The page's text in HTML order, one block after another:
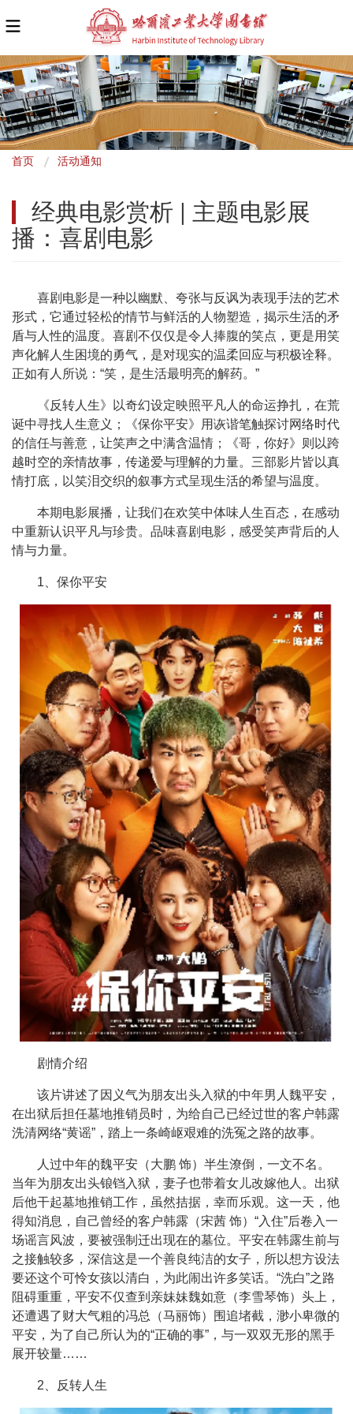
面
首页 活动通知
经典电影赏析 | 主题电影展
播：喜剧电影
喜剧电影是一种以幽默、夸张与反讽为表现手法的艺术
形式，它通过轻松的情节与鲜活的人物塑造，揭示生活的矛
盾与人性的温度。喜剧不仅仅是令人捧腹的笑点，更是用笑
声化解人生困境的勇气，是对现实的温柔回应与积极诠释。
正如有人所说：“笑，是生活最明亮的解药。”
《反转人生》以奇幻设定映照平凡人的命运挣扎，在荒
诞中寻找人生意义；《保你平安》用诙谐笔触探讨网络时代
的信任与善意，让笑声之中满含温情；《哥，你好》则以跨
越时空的亲情故事，传递爱与理解的力量。三部影片皆以真
情打底，以笑泪交织的叙事方式呈现生活的希望与温度。
本期电影展播，让我们在欢笑中体味人生百态，在感动
中重新认识平凡与珍贵。品味喜剧电影，感受笑声背后的人
情与力量。
1、保你平安
剧情介绍
该片讲述了因义气为朋友出头入狱的中年男人魏平安，
在出狱后担任墓地推销员时，为给自己已经过世的客户韩露
洗清网络“黄谣”，踏上一条崎岖艰难的洗冤之路的故事。
人过中年的魏平安（大鹏 饰）半生潦倒，一文不名。
当年为朋友出头锒铛入狱，妻子也带着女儿改嫁他人。出狱
后他干起墓地推销工作，虽然拮据，幸而乐观。这一天，他
得知消息，自己曾经的客户韩露（宋茜 饰）“入住”后卷入一
场谣言风波，要被强制迁出现在的墓位。平安在韩露生前与
之接触较多，深信这是一个善良纯洁的女子，所以想方设法
要还这个可怜女孩以清白，为此闹出许多笑话。“洗白”之路
阻碍重重，平安不仅查到亲妹妹魏如意（李雪琴饰）头上，
还遭遇了财大气粗的冯总（马丽饰）围追堵截，渺小卑微的
平安，为了自己所认为的“正确的事”，与一双双无形的黑手
展开较量……
2、反转人生